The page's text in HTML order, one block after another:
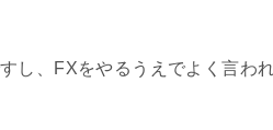
し、FXをやるうえでよく言わ